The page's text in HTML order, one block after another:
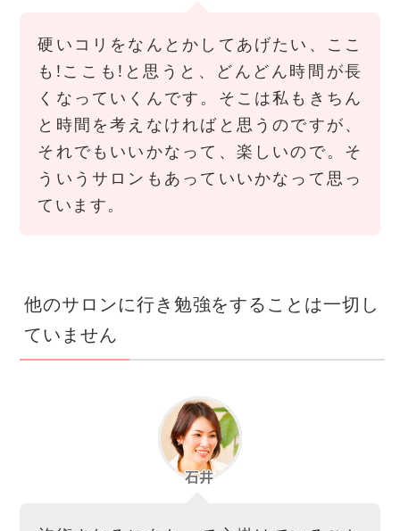
硬いコリをなんとかしてあげたい、ここ
も!ここも!と思うと、どんどん時間が長
くなっていくんです。そこは私もきちん
と時間を考えなければと思うのですが、
それでもいいかなって、楽しいので。そ
ういうサロンもあっていいかなって思っ
ています。
他のサロンに行き勉強をすることは一切し
ていません